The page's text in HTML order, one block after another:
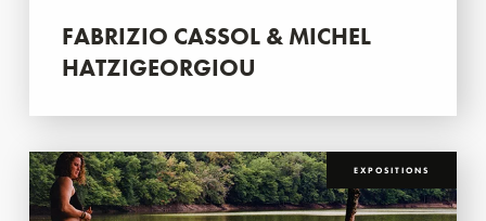
FABRIZIO CASSOL & MICHEL
HATZIGEORGIOU
EXPOSITIONS